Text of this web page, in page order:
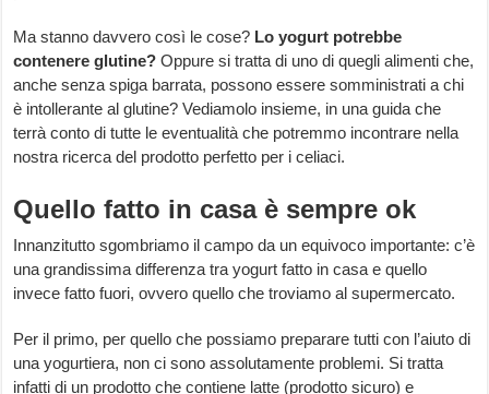
Ma stanno davvero così le cose? Lo yogurt potrebbe
contenere glutine? Oppure si tratta di uno di quegli alimenti che,
anche senza spiga barrata, possono essere somministrati a chi
è intollerante al glutine? Vediamolo insieme, in una guida che
terrà conto di tutte le eventualità che potremmo incontrare nella
nostra ricerca del prodotto perfetto per i celiaci.
Quello fatto in casa è sempre ok
Innanzitutto sgombriamo il campo da un equivoco importante: c’è
una grandissima differenza tra yogurt fatto in casa e quello
invece fatto fuori, ovvero quello che troviamo al supermercato.
Per il primo, per quello che possiamo preparare tutti con l’aiuto di
una yogurtiera, non ci sono assolutamente problemi. Si tratta
infatti di un prodotto che contiene latte (prodotto sicuro) e